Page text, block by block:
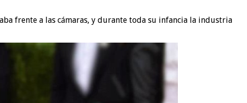
frente a las cámaras, y durante toda su infancia la industria